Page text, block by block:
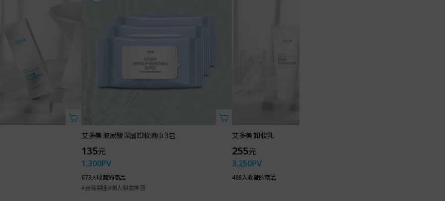
艾多美 玻尿酸深層卸妝濕巾 3包
135元
1,300PV
673人收藏的商品
#台灣製造#懶人卸妝神器
艾多美 卸妝乳
255元
3,250PV
488人收藏的商品